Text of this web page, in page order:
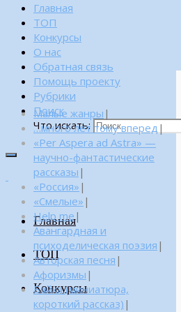
Главная
ТОП
Конкурсы
О нас
Обратная связь
Помощь проекту
Рубрики
Поиск
Что искать:
Главная
ТОП
Конкурсы
Малые жанры |
…много лет тому вперед |
«Per Aspera ad Astra» —
научно-фантастические
рассказы |
«Россия» |
«Смелые» |
Help me|
Авангардная и
психоделическая поэзия |
Авторская песня |
Афоризмы |
Байка (миниатюра,
короткий рассказ) |